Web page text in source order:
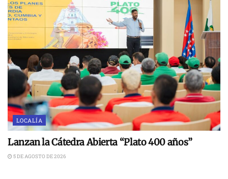
LOCALÍA
Lanzan la Cátedra Abierta “Plato 400 años”
5 DE AGOSTO DE 2026